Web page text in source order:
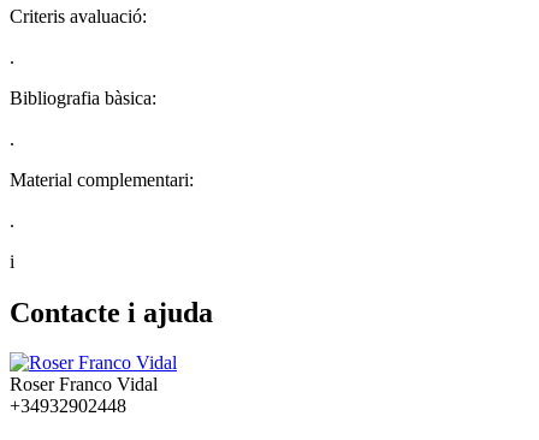
Criteris avaluació:
.
Bibliografia bàsica:
.
Material complementari:
.
i
Contacte i ajuda
Roser Franco Vidal
+34932902448